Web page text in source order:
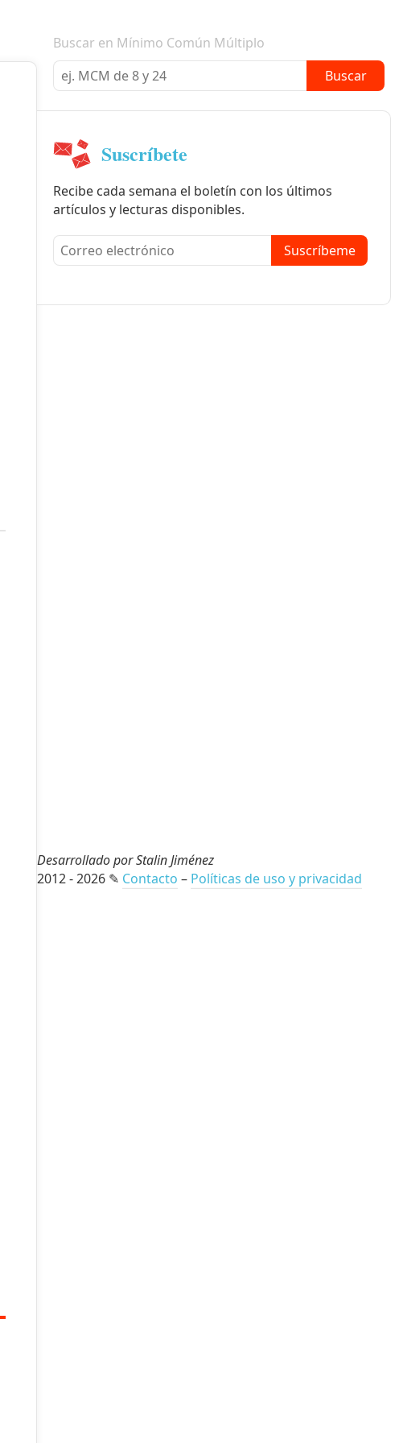
Boletín informativo
Buscar en Mínimo Común Múltiplo
Buscar
Suscríbete
Recibe cada semana el boletín con los últimos
artículos y lecturas disponibles.
Suscríbeme
Desarrollado por Stalin Jiménez
2012 - 2026 ✎ Contacto – Políticas de uso y privacidad